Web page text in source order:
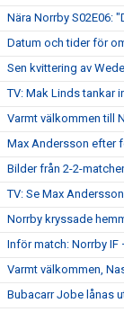
Nära Norrby S02E06:
Datum och tider för
Sen kvittering av
TV: Mak Linds tankar
Varmt välkommen till
Max Andersson efter
Bilder från 2-2-
TV: Se Max
Norrby kryssade
Inför match: Norrby IF
Varmt välkommen,
Bubacarr Jobe lånas